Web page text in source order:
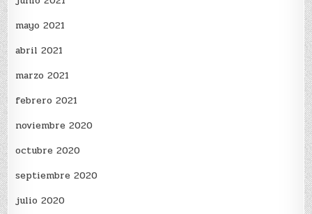
mayo 2021
abril 2021
marzo 2021
febrero 2021
noviembre 2020
octubre 2020
septiembre 2020
julio 2020